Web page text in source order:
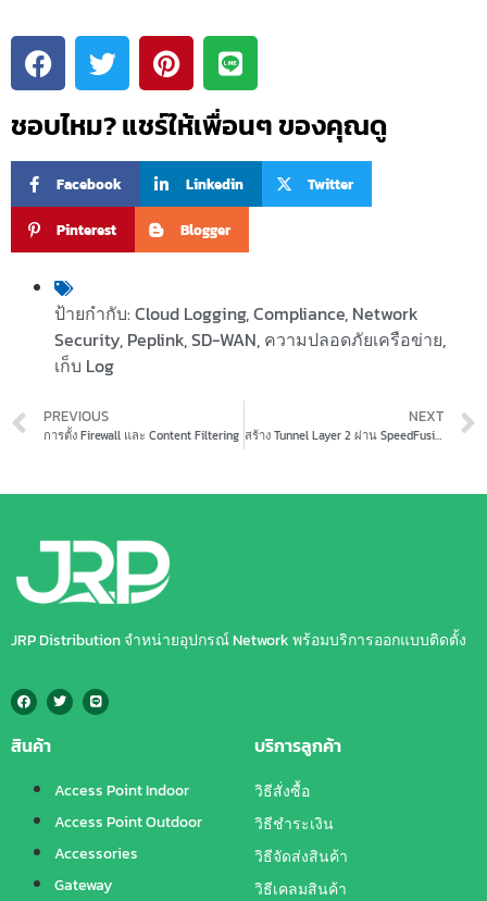
ชอบไหม? แชร์ให้เพื่อนๆ ของคุณดู
Facebook Linkedin Twitter
Pinterest Blogger
ป้ายกำกับ:Cloud Logging,Compliance, Network
Security, Peplink,SD-WAN, ความปลอดภัยเครือข่าย,
เก็บ Log
PREVIOUS
การตั้ง Firewall และ Content Filtering
NEXT
สร้าง Tunnel Layer 2 ผ่าน SpeedFusion – ขยายเครือข่ายเสมือนเหมือนอยู่ที่เดียวกัน
JRP Distribution จำหน่ายอุปกรณ์ Network พร้อมบริการออกแบบติดตั้ง
สินค้า
Access Point Indoor
Access Point Outdoor
Accessories
Gateway
บริการลูกค้า
วิธีสั่งซื้อ
วิธีชำระเงิน
วิธีจัดส่งสินค้า
วิธีเคลมสินค้า